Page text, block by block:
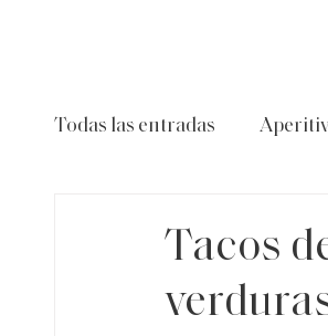
Todas las entradas
Tacos